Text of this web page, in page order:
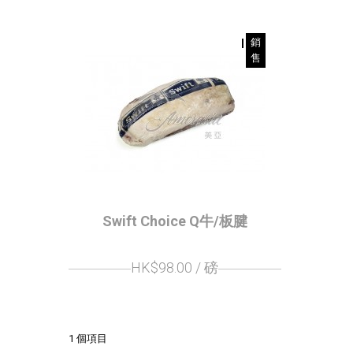
Swift Choice Q牛/板腱
HK$98.00 / 磅
銷
售
1 個項目